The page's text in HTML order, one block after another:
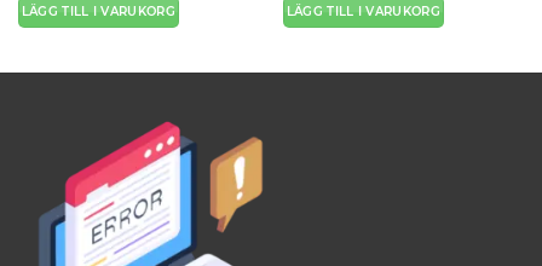
LÄGG TILL I VARUKORG
990kr.
990kr.
LÄGG TILL I VARUKORG